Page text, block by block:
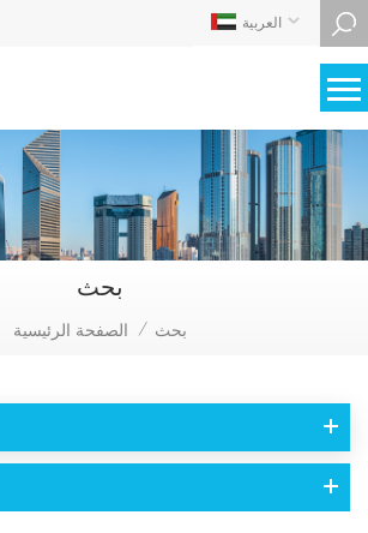
العربية
بحث
الصفحة الرئيسية / بحث